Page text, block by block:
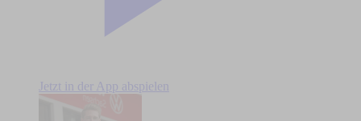
Jetzt in der App abspielen